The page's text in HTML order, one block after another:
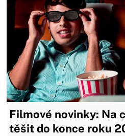
Filmové novinky: Na
těšit do konce roku